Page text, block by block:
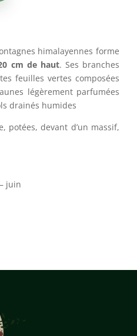
himalayennes forme
cm de haut. Ses branches
feuilles vertes composées
légèrement parfumées
drainés humides
potées, devant d’un massif,
juin